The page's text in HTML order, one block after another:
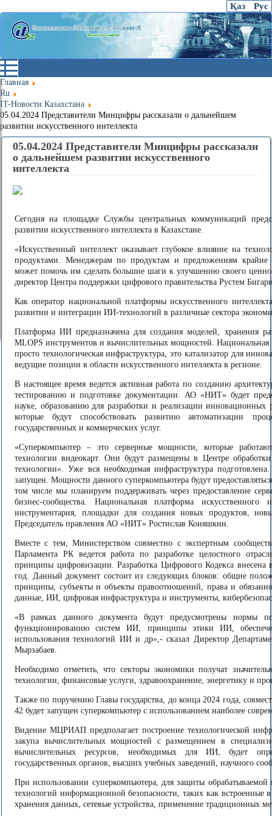
Қаз Рус
Главная
Ru
IT-Новости Казахстана
05.04.2024 Представители Минцифры рассказали о дальнейшем
развитии искусственного интеллекта
05.04.2024 Представители Минцифры рассказали
о дальнейшем развитии искусственного
интеллекта
Сегодня на площадке Службы центральных коммуникаций
развитии искусственного интеллекта в Казахстане.
«Искусственный интеллект оказывает глубокое влияние на
продуктами. Менеджерам по продуктам и предложениям крайне
может помочь им сделать большие шаги к улучшению своего
директор Центра поддержки цифрового правительства Рустем
Как оператор национальной платформы искусственного
развитии и интеграции ИИ-технологий в различные сектора
Платформа ИИ предназначена для создания моделей, хранения
MLOPS инструментов и вычислительных мощностей. Национальная
просто технологическая инфраструктура, это катализатор для
ведущие позиции в области искусственного интеллекта в регионе.
В настоящее время ведется активная работа по созданию
тестированию и подготовке документации. АО «НИТ» будет
науке, образованию для разработки и реализации инновационных
которые будут способствовать развитию автоматизации
государственных и коммерческих услуг.
«Суперкомпьютер – это серверные мощности, которые
технологии видеокарт. Они будут размещены в Центре
технологии». Уже вся необходимая инфраструктура
запущен. Мощности данного суперкомпьютера будут
том числе мы планируем поддерживать через предоставление
бизнес-сообщества. Национальная платформа искусственного
инструментария, площадки для создания новых продуктов,
Председатель правления АО «НИТ» Ростислав Коняшкин.
Вместе с тем, Министерством совместно с экспертным
Парламента РК ведется работа по разработке целостного
принципы цифровизации. Разработка Цифрового Кодекса внесена
год. Данный документ состоит из следующих блоков: общие
принципы, субъекты и объекты правоотношений, права и
данные, ИИ, цифровая инфраструктура и инструменты,
«В рамках данного документа будут предусмотрены нормы
функционированию систем ИИ, принципы этики ИИ,
использования технологий ИИ и др»,- сказал Директор
Мырзабаев.
Необходимо отметить, что секторы экономики получат
технологии, финансовые услуги, здравоохранение, энергетику и
Также по поручению Главы государства, до конца 2024 года,
42 будет запущен суперкомпьютер с использованием наиболее
Видение МЦРИАП предполагает построение технологической
закупа вычислительных мощностей с размещением в
вычислительных ресурсов, необходимых для ИИ, будет
государственных органов, высших учебных заведений, научного
При использовании суперкомпьютера, для защиты
технологий информационной безопасности, таких как встроенные
хранения данных, сетевые устройства, применение традиционных